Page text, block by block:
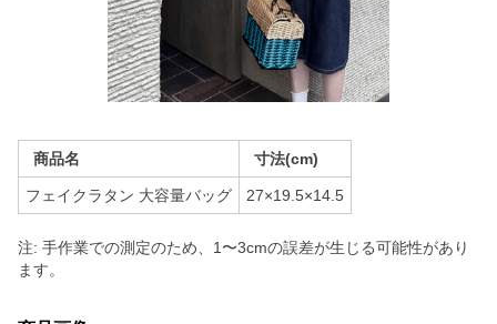
商品名 寸法(cm)
フェイクラタン 大容量バッグ 27×19.5×14.5
注: 手作業での測定のため、1〜3cmの誤差が生じる可能性があり
ます。